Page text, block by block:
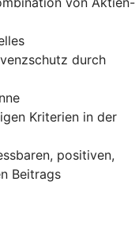
durch
Kriterien in der
positiven,
Beitrags